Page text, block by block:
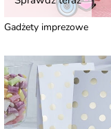
Gadżety imprezowe